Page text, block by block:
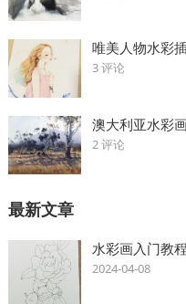
唯美人物水彩
3 评论
澳大利亚水彩
2 评论
最新文章
水彩画入门教
2024-04-08